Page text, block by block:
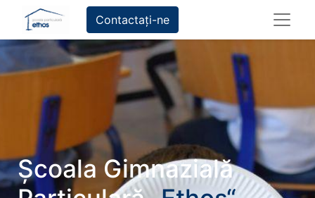
Contactați-ne
Școala Gimnazială